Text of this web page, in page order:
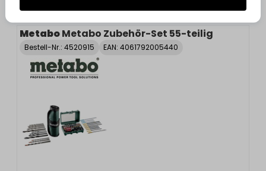
MetaboMetabo Zubehör-Set 55-teilig
Bestell-Nr.: 4520915 EAN: 4061792005440